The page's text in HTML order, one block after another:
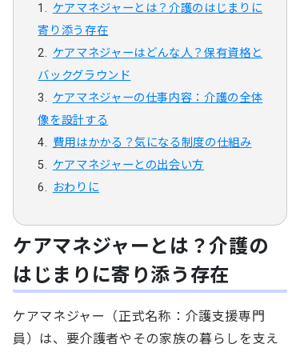
ケアマネジャーとは？介護のはじまりに
寄り添う存在
ケアマネジャーはどんな人？保有資格と
バックグラウンド
ケアマネジャーの仕事内容：介護の全体
像を設計する
費用はかかる？気になる制度の仕組み
ケアマネジャーとの出会い方
おわりに
ケアマネジャーとは？介護の
はじまりに寄り添う存在
ケアマネジャー（正式名称：介護支援専門
員）は、要介護者やその家族の暮らしを支え